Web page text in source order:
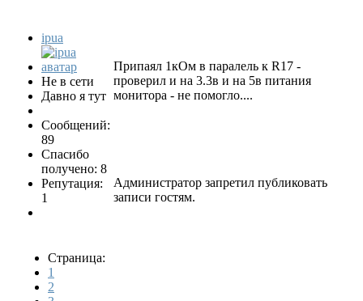
ipua
Не в сети
Давно я тут
Сообщений:
89
Спасибо
получено: 8
Репутация:
1
Припаял 1кОм в паралель к R17 -
проверил и на 3.3в и на 5в питания
монитора - не помогло....
Администратор запретил публиковать
записи гостям.
Страница:
1
2